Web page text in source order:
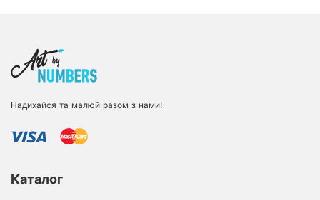
Надихайся та малюй разом з нами!
Каталог